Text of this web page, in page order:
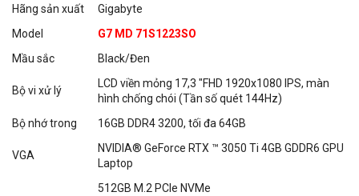
71S1223SH
Tính năng nổi bật của máy không thể bỏ qua đó là máy được tích
ảnh hưởng đến bạn cùng phòng.
Hãng sản xuất
Gigabyte
Model
G7 MD 71S1223SO
Mầu sắc
Black/Đen
Bộ vi xử lý
LCD viền mỏng 17,3 "FHD 1920x1080 IPS, màn
hình chống chói (Tần số quét 144Hz)
Bộ nhớ trong
16GB DDR4 3200, tối đa 64GB
VGA
NVIDIA® GeForce RTX ™ 3050 Ti 4GB GDDR6 GPU
Laptop
512GB M.2 PCIe NVMe